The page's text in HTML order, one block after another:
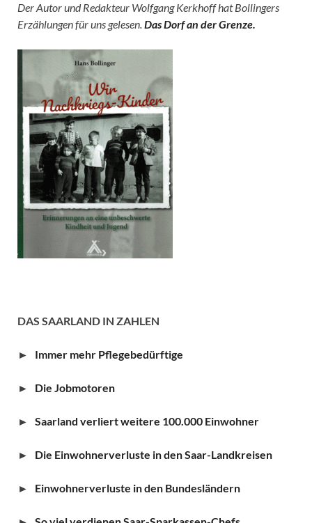
Der Autor und Redakteur Wolfgang Kerkhoff hat Bollingers
Erzählungen für uns gelesen.Das Dorf an der Grenze.
DAS SAARLAND IN ZAHLEN
► Immer mehr Pflegebedürftige
► Die Jobmotoren
► Saarland verliert weitere 100.000 Einwohner
► Die Einwohnerverluste in den Saar-Landkreisen
► Einwohnerverluste in den Bundesländern